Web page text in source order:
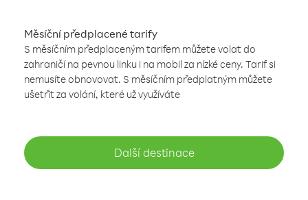
Měsíční předplacené tarify
S měsíčním předplaceným tarifem můžete volat do
zahraničí na pevnou linku i na mobil za nízké ceny. Tarif si
nemusíte obnovovat. S měsíčním předplatným můžete
ušetřit za volání, které už využíváte
Další destinace